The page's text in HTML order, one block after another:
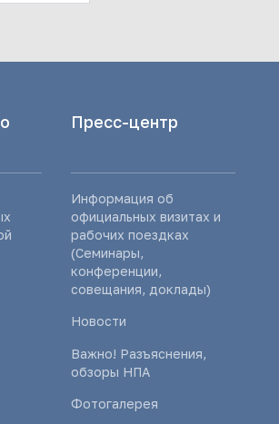
Пресс-центр
Информация об
официальных визитах и
рабочих поездках
(Семинары,
конференции,
совещания, доклады)
Новости
Важно! Разъяснения,
обзоры НПА
Фотогалерея